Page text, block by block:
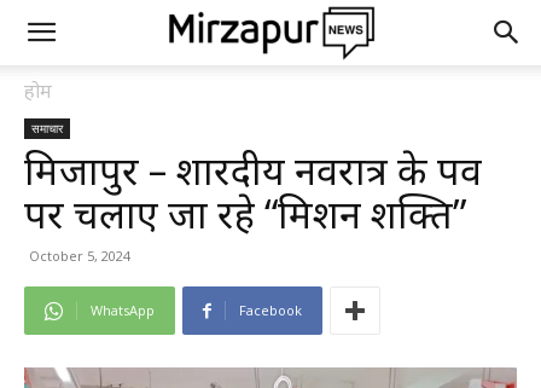
होम
समाचार
मिर्जापुर – शारदीय नवरात्र के पर्व
पर चलाए जा रहे “मिशन शक्ति”
October 5, 2024
WhatsApp Facebook